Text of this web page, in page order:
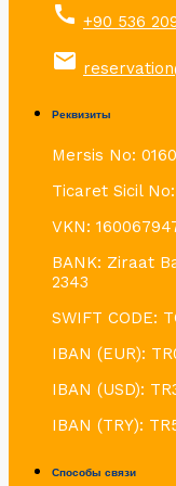
call +90 536
email
Реквизиты
Mersis No:
Ticaret Sicil No:
VKN:
BANK: Ziraat
2343
SWIFT CODE:
IBAN (EUR):
IBAN (USD):
IBAN (TRY):
Способы связи